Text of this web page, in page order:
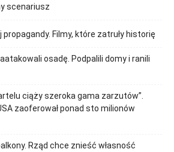
scenariusz
Filmy, które zatruły historię
osadę. Podpalili domy i ranili
ciąży szeroka gama zarzutów”.
zaoferował ponad sto milionów
Rząd chce znieść własność